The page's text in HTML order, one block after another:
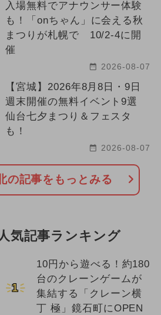
入場無料でアナウンサー体験
も！「onちゃん」に会える秋
まつりが札幌で 10/2-4に開
催
2026-08-07
【宮城】2026年8月8日・9日
週末開催の無料イベント9選
仙台七夕まつり＆フェスタ
も！
2026-08-07
の記事をもっとみる
気記事ランキング
1
10円から遊べる！約180
台のクレーンゲームが
集結する「クレーン横
丁 極」鏡石町にOPEN